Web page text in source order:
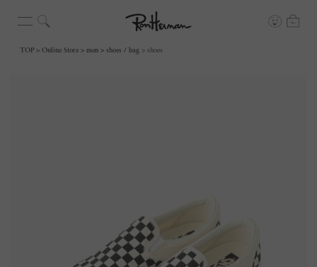
TOP Online Store men shoes / bag shoes